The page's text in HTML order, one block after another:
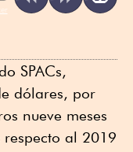
SPACs,
dólares, por
nueve meses
al 2019